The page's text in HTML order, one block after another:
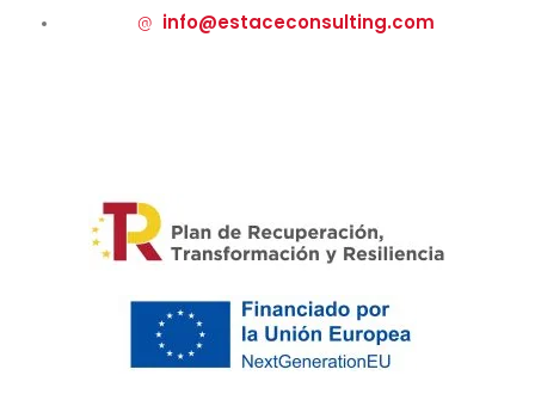
info@estaceconsulting.com